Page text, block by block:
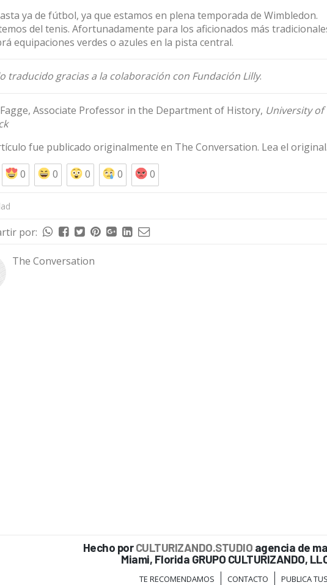
ya de fútbol, ya que estamos en plena temporada de Wimbledon.
del tenis. Afortunadamente para los aficionados más
equipaciones verdes o azules en la pista central.
traducido gracias a la colaboración con Fundación Lilly.
, Associate Professor in the Department of History, University of
fue publicado originalmente en The Conversation. Lea el original.
0 0 0 0 0
por:
The Conversation
Hecho porCULTURIZANDO.STUDIO agencia de
Miami, Florida GRUPO CULTURIZANDO,
TE RECOMENDAMOS CONTACTO PUBLICA